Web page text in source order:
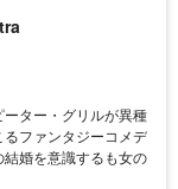
ター・グリルが異種
ファンタジーコメデ
婚を意識するも女の